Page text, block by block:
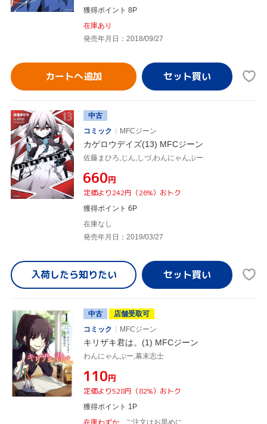
獲得ポイント 8P
在庫あり
発売年月日：2018/09/27
カートへ追加
中古
コミック
MFCジーン
カゲロウデイズ(13) MFCジーン
佐藤まひろ,じん,しづ,わんにゃんぷー
¥660円
定価より242円（26%）おトク
獲得ポイント 6P
在庫なし
発売年月日：2019/03/27
入荷したら知りたい
中古
店舗受取可
コミック
MFCジーン
キリザキ君は。(1) MFCジーン
わんにゃんぷー,幕末志士
¥110円
定価より528円（82%）おトク
獲得ポイント 1P
在庫わずか
ご注文はお早めに